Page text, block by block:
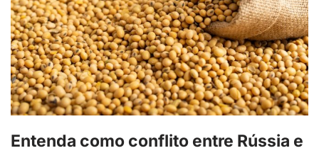
Entenda como conflito entre Rússia e